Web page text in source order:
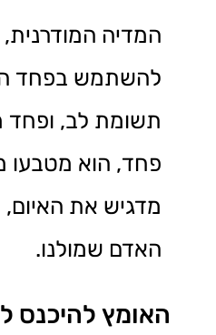
המדיה
להשתמש בפחד
תשומת לב,
פחד, הוא מטבעו
מדגיש את
האדם שמולנו.
האומץ להיכנס